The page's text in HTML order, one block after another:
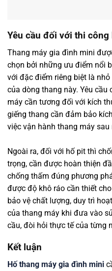
Yêu cầu đối với thi
Thang máy gia đình mini
chọn bởi những ưu điểm nổi
với đặc điểm riêng biệt là
của dòng thang này. Yêu
máy cần tương đối với kích
giếng thang cần đảm bảo
việc vận hành thang máy
Ngoài ra, đối với hố pit thì
trọng, cần được hoàn thiện
chống thấm đúng phương
được độ khô ráo cần thiết
bảo vệ chất lượng, duy trì
của thang máy khi đưa vào
cầu, đòi hỏi thực tế của từng
Kết luận
Hố thang máy gia đình mini